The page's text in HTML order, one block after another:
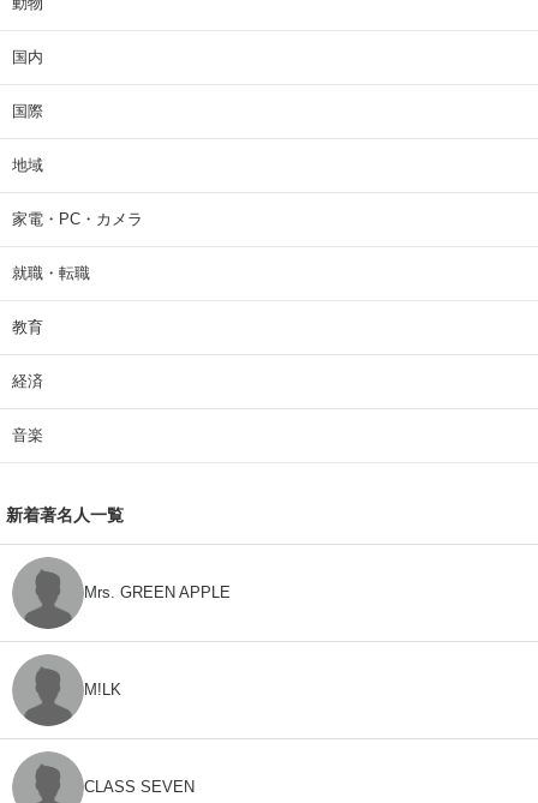
国内
国際
地域
家電・PC・カメラ
就職・転職
教育
経済
音楽
新着著名人一覧
Mrs. GREEN APPLE
M!LK
CLASS SEVEN